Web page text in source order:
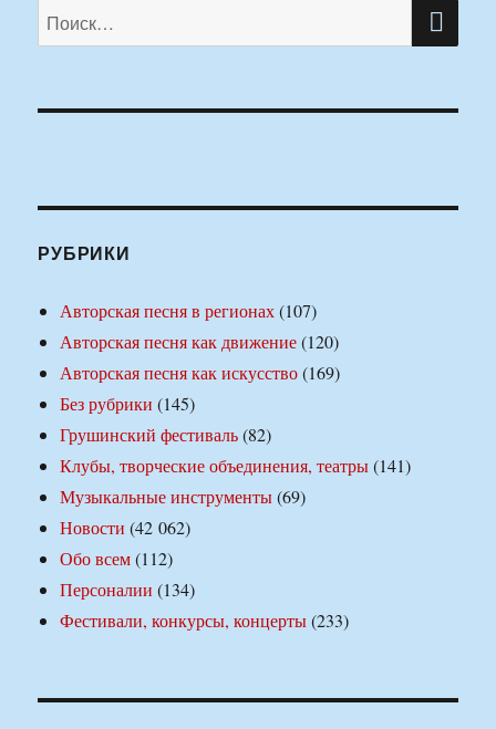
Искать:
РУБРИКИ
Авторская песня в регионах(107)
Авторская песня как движение(120)
Авторская песня как искусство(169)
Без рубрики (145)
Грушинский фестиваль(82)
Клубы, творческие объединения, театры(141)
Музыкальные инструменты(69)
Новости (42 062)
Обо всем(112)
Персоналии (134)
Фестивали, конкурсы, концерты(233)